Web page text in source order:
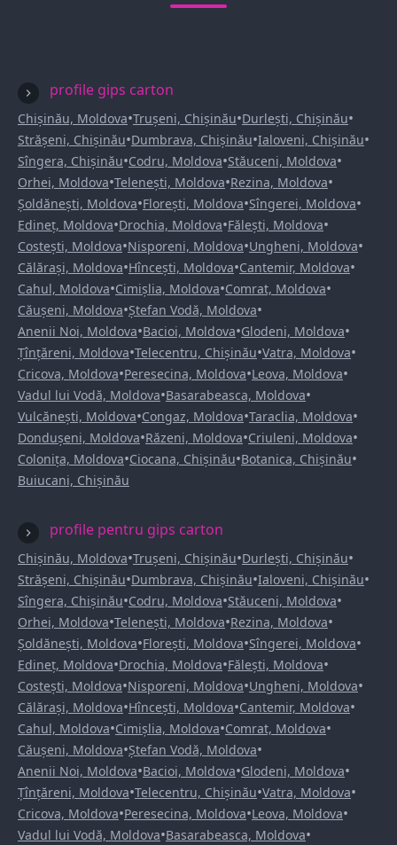
profile gips carton
Chișinău, Moldova•Trușeni, Chișinău•Durlești, Chișinău•
Strășeni, Chișinău•Dumbrava, Chișinău•Ialoveni, Chișinău•
Sîngera, Chișinău•Codru, Moldova•Stăuceni, Moldova•
Orhei, Moldova•Telenești, Moldova•Rezina, Moldova•
Șoldănești, Moldova•Florești, Moldova•Sîngerei, Moldova•
Edineț, Moldova•Drochia, Moldova•Fălești, Moldova•
Costești, Moldova•Nisporeni, Moldova•Ungheni, Moldova•
Călărași, Moldova•Hîncești, Moldova•Cantemir, Moldova•
Cahul, Moldova•Cimișlia, Moldova•Comrat, Moldova•
Căușeni, Moldova•Ștefan Vodă, Moldova•
Anenii Noi, Moldova•Bacioi, Moldova•Glodeni, Moldova•
Țînțăreni, Moldova•Telecentru, Chișinău•Vatra, Moldova•
Cricova, Moldova•Peresecina, Moldova•Leova, Moldova•
Vadul lui Vodă, Moldova•Basarabeasca, Moldova•
Vulcănești, Moldova•Congaz, Moldova•Taraclia, Moldova•
Dondușeni, Moldova•Răzeni, Moldova•Criuleni, Moldova•
Colonița, Moldova•Ciocana, Chișinău•Botanica, Chișinău•
Buiucani, Chișinău
profile pentru gips carton
Chișinău, Moldova•Trușeni, Chișinău•Durlești, Chișinău•
Strășeni, Chișinău•Dumbrava, Chișinău•Ialoveni, Chișinău•
Sîngera, Chișinău•Codru, Moldova•Stăuceni, Moldova•
Orhei, Moldova•Telenești, Moldova•Rezina, Moldova•
Șoldănești, Moldova•Florești, Moldova•Sîngerei, Moldova•
Edineț, Moldova•Drochia, Moldova•Fălești, Moldova•
Costești, Moldova•Nisporeni, Moldova•Ungheni, Moldova•
Călărași, Moldova•Hîncești, Moldova•Cantemir, Moldova•
Cahul, Moldova•Cimișlia, Moldova•Comrat, Moldova•
Căușeni, Moldova•Ștefan Vodă, Moldova•
Anenii Noi, Moldova•Bacioi, Moldova•Glodeni, Moldova•
Țînțăreni, Moldova•Telecentru, Chișinău•Vatra, Moldova•
Cricova, Moldova•Peresecina, Moldova•Leova, Moldova•
Vadul lui Vodă, Moldova•Basarabeasca, Moldova•